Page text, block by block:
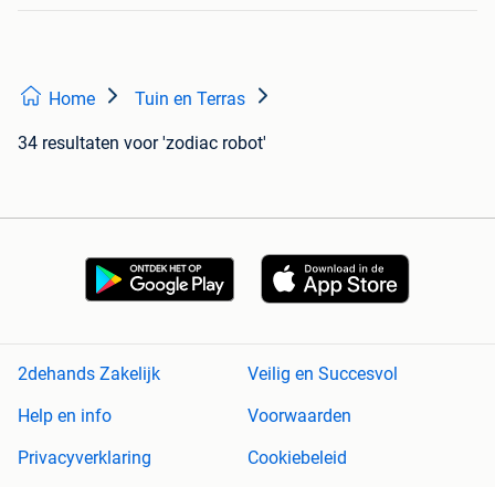
Home Tuin en Terras
34 resultaten voor 'zodiac robot'
2dehands Zakelijk
Veilig en Succesvol
Help en info
Voorwaarden
Privacyverklaring
Cookiebeleid